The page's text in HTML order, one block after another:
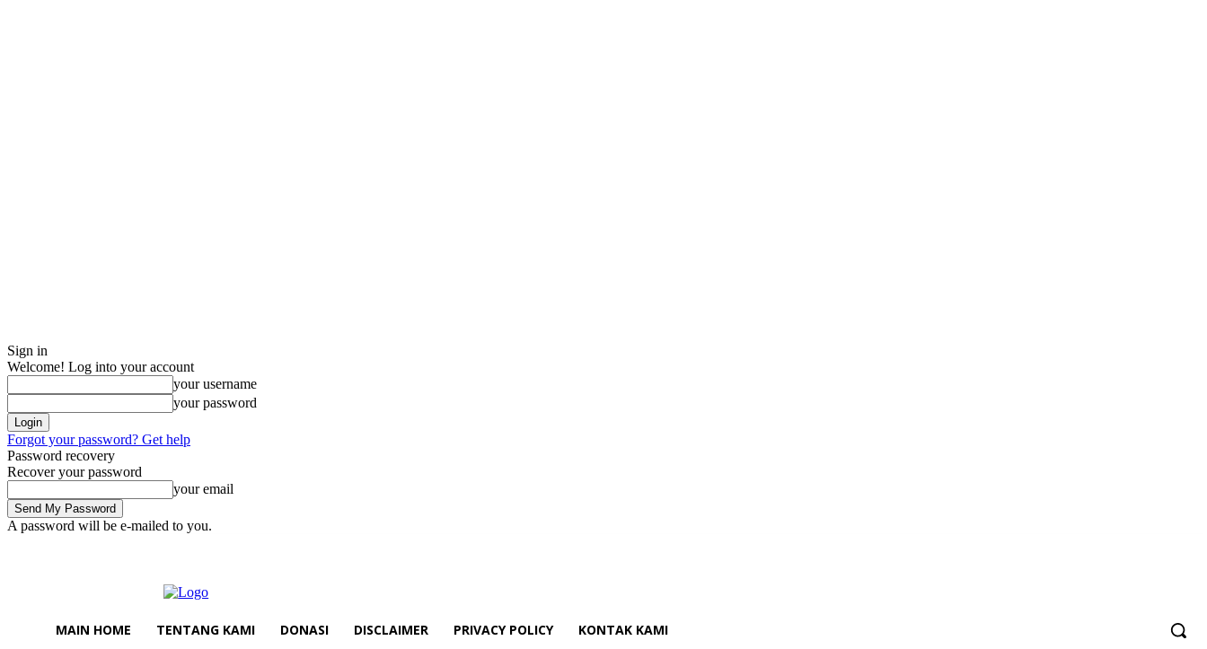
Sign in
Welcome! Log into your account
your username
your password
Forgot your password? Get help
Password recovery
Recover your password
your email
A password will be e-mailed to you.
MAIN HOME TENTANG KAMI DONASI DISCLAIMER PRIVACY POLICY KONTAK KAMI